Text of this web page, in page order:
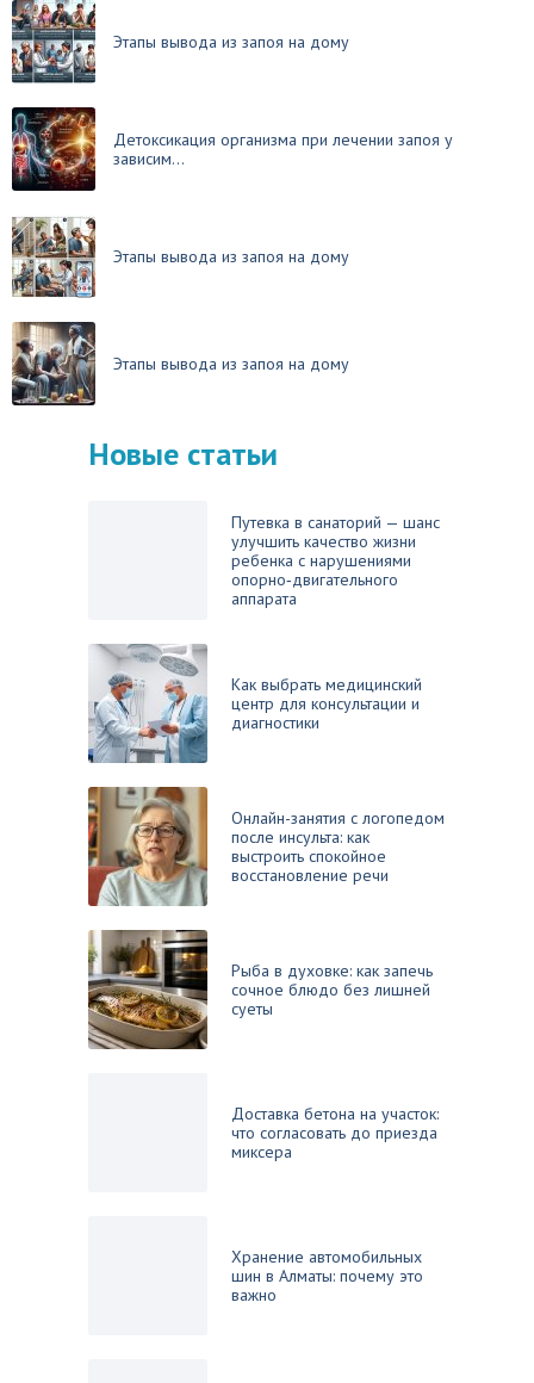
Этапы вывода из запоя на дому
Детоксикация организма при лечении запоя у
зависим...
Этапы вывода из запоя на дому
Этапы вывода из запоя на дому
Новые статьи
Путевка в санаторий — шанс
улучшить качество жизни
ребенка с нарушениями
опорно‑двигательного
аппарата
Как выбрать медицинский
центр для консультации и
диагностики
Онлайн-занятия с логопедом
после инсульта: как
выстроить спокойное
восстановление речи
Рыба в духовке: как запечь
сочное блюдо без лишней
суеты
Доставка бетона на участок:
что согласовать до приезда
миксера
Хранение автомобильных
шин в Алматы: почему это
важно